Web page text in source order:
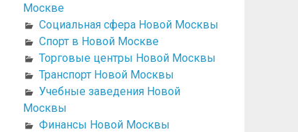
Москве
Социальная сфера Новой Москвы
Спорт в Новой Москве
Торговые центры Новой Москвы
Транспорт Новой Москвы
Учебные заведения Новой
Москвы
Финансы Новой Москвы